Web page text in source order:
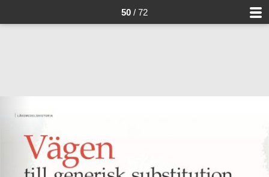
50 / 72